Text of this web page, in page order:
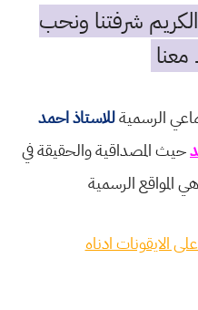
شرفتنا ونحب
الرسميةللاستاذ احمد
حيث المصداقية والحقيقة في
المواقع الرسمية
الايقونات ادناه